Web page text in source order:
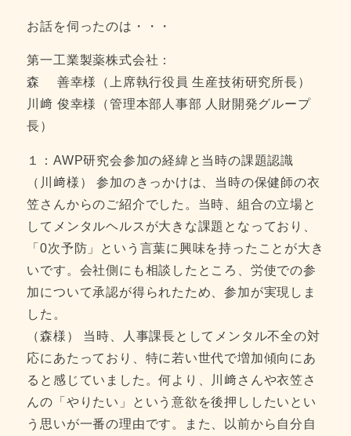
お話を伺ったのは・・・
第一工業製薬株式会社：
森 善幸様（上席執行役員 生産技術研究所長）
川﨑 俊幸様（管理本部人事部 人財開発グループ
長）
１：AWP研究会参加の経緯と当時の課題認識
（川﨑様） 参加のきっかけは、当時の保健師の衣
笠さんからのご紹介でした。当時、組合の立場と
してメンタルヘルスが大きな課題となっており、
「0次予防」という言葉に興味を持ったことが大き
いです。会社側にも相談したところ、労使での参
加について承認が得られたため、参加が実現しま
した。
（森様） 当時、人事課長としてメンタル不全の対
応にあたっており、特に若い世代で増加傾向にあ
ると感じていました。何より、川﨑さんや衣笠さ
んの「やりたい」という意欲を後押ししたいとい
う思いが一番の理由です。また、以前から自分自